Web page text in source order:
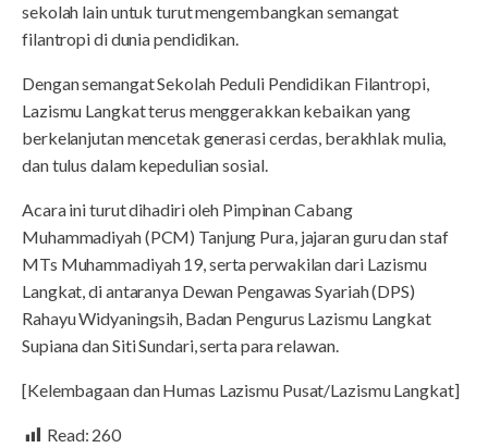
sekolah lain untuk turut mengembangkan semangat
filantropi di dunia pendidikan.
Dengan semangat Sekolah Peduli Pendidikan Filantropi,
Lazismu Langkat terus menggerakkan kebaikan yang
berkelanjutan mencetak generasi cerdas, berakhlak mulia,
dan tulus dalam kepedulian sosial.
Acara ini turut dihadiri oleh Pimpinan Cabang
Muhammadiyah (PCM) Tanjung Pura, jajaran guru dan staf
MTs Muhammadiyah 19, serta perwakilan dari Lazismu
Langkat, di antaranya Dewan Pengawas Syariah (DPS)
Rahayu Widyaningsih, Badan Pengurus Lazismu Langkat
Supiana dan Siti Sundari, serta para relawan.
[Kelembagaan dan Humas Lazismu Pusat/Lazismu Langkat]
Read: 260